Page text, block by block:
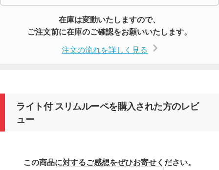
在庫は変動いたしますので、
ご注文前に在庫のご確認をお願いいたします。
注文の流れを詳しく見る
ライト付 スリムルーペを購入された方のレビ
ュー
この商品に対するご感想をぜひお寄せください。